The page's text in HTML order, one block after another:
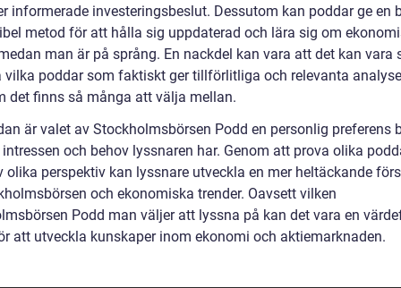
informerade investeringsbeslut. Dessutom kan poddar ge en
metod för att hålla sig uppdaterad och lära sig om
man är på språng. En nackdel kan vara att det kan vara
vilka poddar som faktiskt ger tillförlitliga och relevanta
det finns så många att välja mellan.
är valet av Stockholmsbörsen Podd en personlig preferens
och behov lyssnaren har. Genom att prova olika
olika perspektiv kan lyssnare utveckla en mer heltäckande
och ekonomiska trender. Oavsett vilken
Podd man väljer att lyssna på kan det vara en
att utveckla kunskaper inom ekonomi och aktiemarknaden.